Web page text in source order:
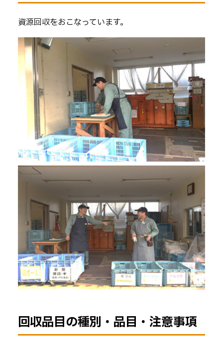
資源回収をおこなっています。
回収品目の種別・品目・注意事項